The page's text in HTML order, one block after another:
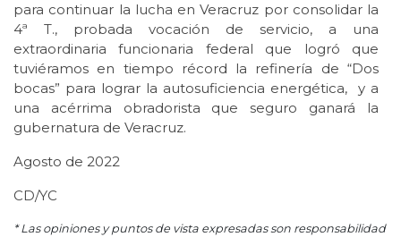
para continuar la lucha en Veracruz por consolidar la
4ª T., probada vocación de servicio, a una
extraordinaria funcionaria federal que logró que
tuviéramos en tiempo récord la refinería de “Dos
bocas” para lograr la autosuficiencia energética, y a
una acérrima obradorista que seguro ganará la
gubernatura de Veracruz.
Agosto de 2022
CD/YC
* Las opiniones y puntos de vista expresadas son responsabilidad